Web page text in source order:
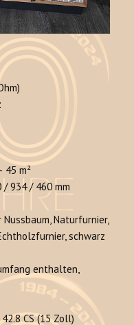
45 m²
/ 934 / 460 mm
Nussbaum, Naturfurnier,
schwarz
enthalten,
CS (15 Zoll)